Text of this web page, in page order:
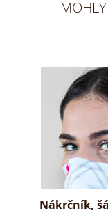
Nákrčník,